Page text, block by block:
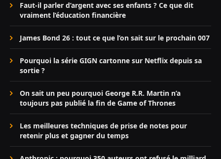
Faut-il parler d’argent avec ses enfants ? Ce que dit
vraiment l’éducation financière
James Bond 26 : tout ce que l’on sait sur le prochain 007
Pourquoi la série GIGN cartonne sur Netflix depuis sa
sortie ?
On sait un peu pourquoi George R.R. Martin n’a
toujours pas publié la fin de Game of Thrones
Les meilleures techniques de prise de notes pour
retenir plus et gagner du temps